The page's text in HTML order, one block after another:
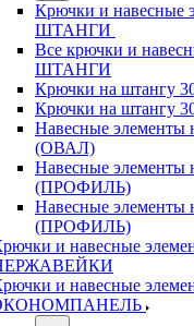
Крючки и навесные
ШТАНГИ
Все крючки и
ШТАНГИ
Крючки на штангу
Крючки на штангу
Навесные элементы
(ОВАЛ)
Навесные элементы
(ПРОФИЛЬ)
Навесные элементы
(ПРОФИЛЬ)
и навесные
и навесные